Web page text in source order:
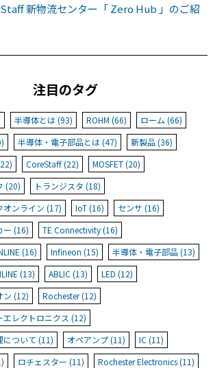
新物流センター「 Zero Hub 」のご紹
注目のタグ
半導体とは (93) ROHM (66)
ローム (66)
半導体・電子部品とは (47)
新製品 (36)
CoreStaff (22)
MOSFET (20)
(20)
トランジスタ (18)
オンライン (17)
IoT (16)
センサ (16)
ー (16)
TE Connectivity (16)
(16)
Infineon (15)
半導体・電子部品 (13)
(13)
ABLIC (13)
LED (12)
ン (12)
Rochester (12)
エレクトロニクス (12)
について (11)
オペアンプ (11)
IC (11)
ロチェスター (11)
Rochester Electronics (11)